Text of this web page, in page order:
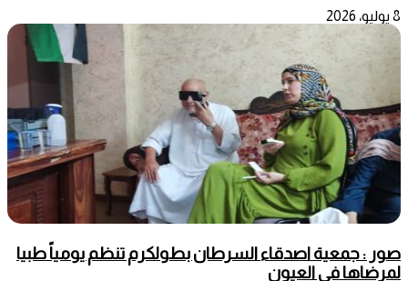
8 يوليو، 2026
صور : جمعية اصدقاء السرطان بطولكرم تنظم يومياً طبيا
لمرضاها في العيون